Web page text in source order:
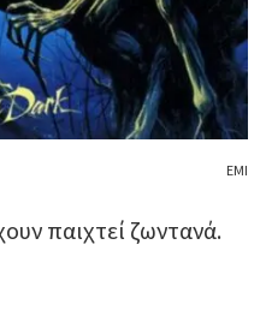
ΕΜΙ
παιχτεί ζωντανά.